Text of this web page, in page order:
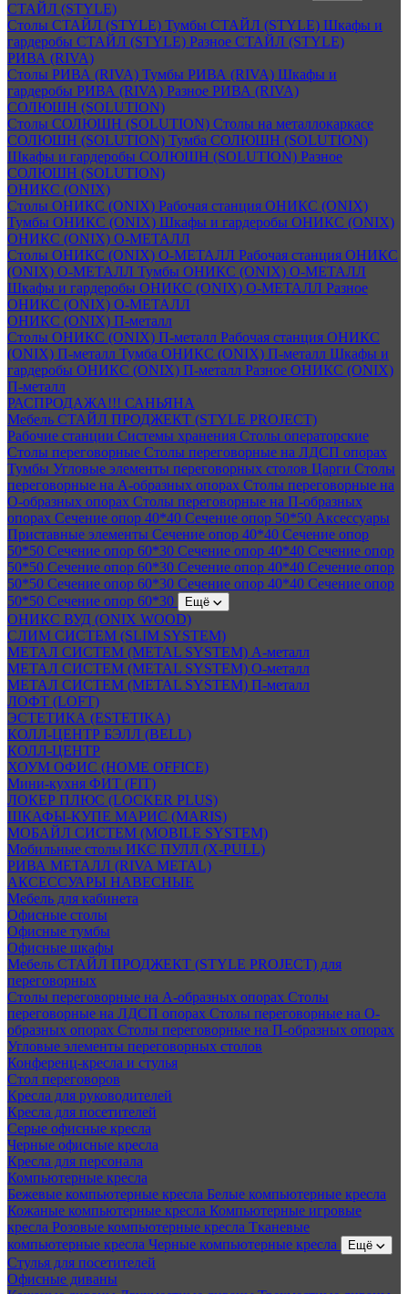
СТАЙЛ (STYLE)
Столы СТАЙЛ (STYLE) Тумбы СТАЙЛ (STYLE) Шкафы и
гардеробы СТАЙЛ (STYLE) Разное СТАЙЛ (STYLE)
РИВА (RIVA)
Столы РИВА (RIVA) Тумбы РИВА (RIVA) Шкафы и
гардеробы РИВА (RIVA) Разное РИВА (RIVA)
СОЛЮШН (SOLUTION)
Столы СОЛЮШН (SOLUTION) Столы на металлокаркасе
СОЛЮШН (SOLUTION) Тумба СОЛЮШН (SOLUTION)
Шкафы и гардеробы СОЛЮШН (SOLUTION) Разное
СОЛЮШН (SOLUTION)
ОНИКС (ONIX)
Столы ОНИКС (ONIX) Рабочая станция ОНИКС (ONIX)
Тумбы ОНИКС (ONIX) Шкафы и гардеробы ОНИКС (ONIX)
ОНИКС (ONIX) O-МЕТАЛЛ
Столы ОНИКС (ONIX) O-МЕТАЛЛ Рабочая станция ОНИКС
(ONIX) O-МЕТАЛЛ Тумбы ОНИКС (ONIX) O-МЕТАЛЛ
Шкафы и гардеробы ОНИКС (ONIX) O-МЕТАЛЛ Разное
ОНИКС (ONIX) O-МЕТАЛЛ
ОНИКС (ONIX) П-металл
Столы ОНИКС (ONIX) П-металл Рабочая станция ОНИКС
(ONIX) П-металл Тумба ОНИКС (ONIX) П-металл Шкафы и
гардеробы ОНИКС (ONIX) П-металл Разное ОНИКС (ONIX)
П-металл
РАСПРОДАЖА!!! САНЬЯНА
Мебель СТАЙЛ ПРОДЖЕКТ (STYLE PROJECT)
Рабочие станции Системы хранения Столы операторские
Столы переговорные Столы переговорные на ЛДСП опорах
Тумбы Угловые элементы переговорных столов Царги Столы
переговорные на А-образных опорах Столы переговорные на
О-образных опорах Столы переговорные на П-образных
опорах Сечение опор 40*40 Сечение опор 50*50 Аксессуары
Приставные элементы Сечение опор 40*40 Сечение опор
50*50 Сечение опор 60*30 Сечение опор 40*40 Сечение опор
50*50 Сечение опор 60*30 Сечение опор 40*40 Сечение опор
50*50 Сечение опор 60*30 Сечение опор 40*40 Сечение опор
50*50 Сечение опор 60*30 Ещё
ОНИКС ВУД (ONIX WOOD)
СЛИМ СИСТЕМ (SLIM SYSTEM)
МЕТАЛ СИСТЕМ (METAL SYSTEM) А-металл
МЕТАЛ СИСТЕМ (METAL SYSTEM) О-металл
МЕТАЛ СИСТЕМ (METAL SYSTEM) П-металл
ЛОФТ (LOFT)
ЭСТЕТИКА (ESTETIKA)
КОЛЛ-ЦЕНТР БЭЛЛ (BELL)
КОЛЛ-ЦЕНТР
ХОУМ ОФИС (HOME OFFICE)
Мини-кухня ФИТ (FIT)
ЛОКЕР ПЛЮС (LOCKER PLUS)
ШКАФЫ-КУПЕ МАРИС (MARIS)
МОБАЙЛ СИСТЕМ (MOBILE SYSTEM)
Мобильные столы ИКС ПУЛЛ (X-PULL)
РИВА МЕТАЛЛ (RIVA METAL)
АКСЕССУАРЫ НАВЕСНЫЕ
Мебель для кабинета
Офисные столы
Офисные тумбы
Офисные шкафы
Мебель СТАЙЛ ПРОДЖЕКТ (STYLE PROJECT) для
переговорных
Столы переговорные на А-образных опорах Столы
переговорные на ЛДСП опорах Столы переговорные на О-
образных опорах Столы переговорные на П-образных опорах
Угловые элементы переговорных столов
Конференц-кресла и стулья
Стол переговоров
Кресла для руководителей
Кресла для посетителей
Серые офисные кресла
Черные офисные кресла
Кресла для персонала
Компьютерные кресла
Бежевые компьютерные кресла Белые компьютерные кресла
Кожаные компьютерные кресла Компьютерные игровые
кресла Розовые компьютерные кресла Тканевые
компьютерные кресла Черные компьютерные кресла Ещё
Стулья для посетителей
Офисные диваны